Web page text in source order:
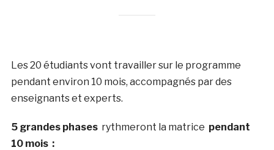
Les 20 étudiants vont travailler sur le programme
pendant environ 10 mois, accompagnés par des
enseignants et experts.
5 grandes phasesrythmeront la matrice pendant
10 mois :